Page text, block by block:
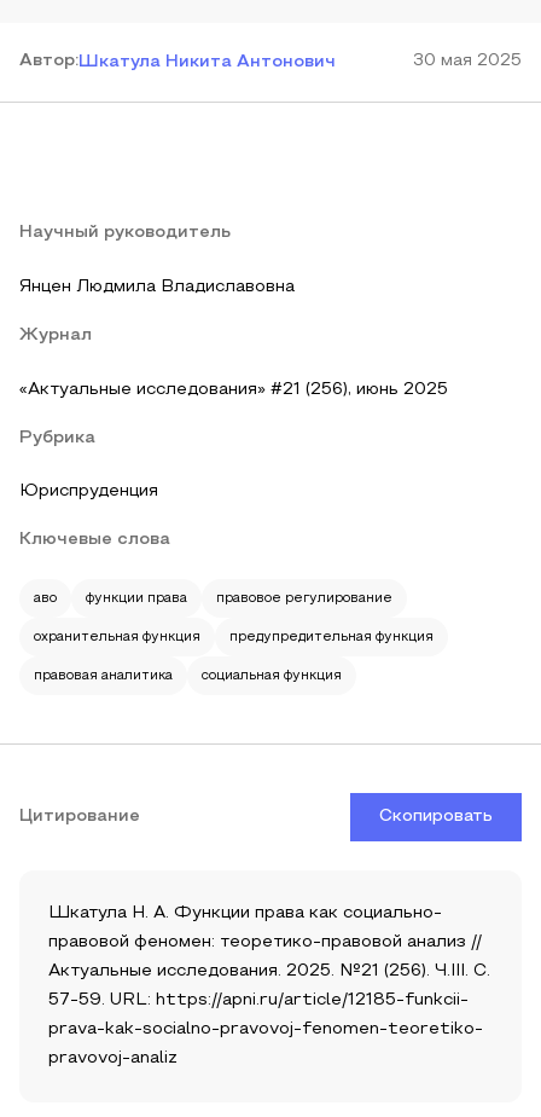
Автор:Шкатула Никита Антонович 30 мая 2025
Научный руководитель
Янцен Людмила Владиславовна
Журнал
«Актуальные исследования» #21 (256), июнь 2025
Рубрика
Юриспруденция
Ключевые слова
аво функции права правовое регулирование
охранительная функция предупредительная функция
правовая аналитика социальная функция
Цитирование Скопировать
Шкатула Н. А. Функции права как социально-
правовой феномен: теоретико-правовой анализ //
Актуальные исследования. 2025. №21 (256). Ч.III. С.
57-59. URL: https://apni.ru/article/12185-funkcii-
prava-kak-socialno-pravovoj-fenomen-teoretiko-
pravovoj-analiz